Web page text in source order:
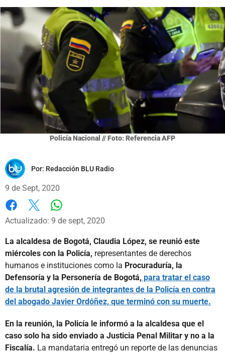
Policía Nacional // Foto: Referencia AFP
Por: Redacción BLU Radio
9 de Sept, 2020
Facebook
X
Actualizado: 9 de sept, 2020
La alcaldesa de Bogotá, Claudia López, se reunió este
miércoles con la Policía, representantes de derechos
humanos e instituciones como la Procuraduría, la
Defensoría y la Personería de Bogotá, para tratar el caso
de la brutal agresión de integrantes de la Policía en contra
del abogado Javier Ordóñez, que terminó con su muerte.
En la reunión, la Policía le informó a la alcaldesa que el
caso solo ha sido enviado a Justicia Penal Militar y no a la
Fiscalía. La mandataria entregó un reporte de las denuncias